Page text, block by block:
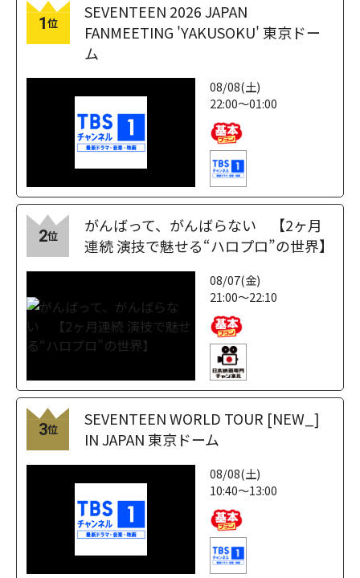
1位
SEVENTEEN 2026 JAPAN
FANMEETING 'YAKUSOKU' 東京ドー
ム
08/08(土)
22:00～01:00
2位
がんばって、がんばらない 【2ヶ月
連続 演技で魅せる“ハロプロ”の世界】
08/07(金)
21:00～22:10
3位
SEVENTEEN WORLD TOUR [NEW_]
IN JAPAN 東京ドーム
08/08(土)
10:40～13:00